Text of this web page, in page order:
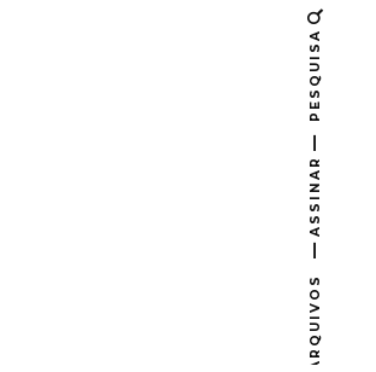
PESQUISA
ASSINAR
ARQUIVOS